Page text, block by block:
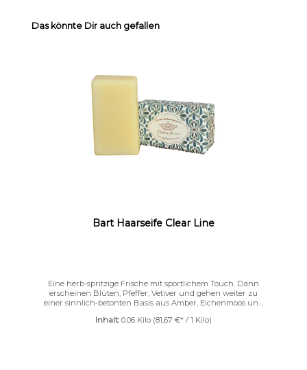
Produktgalerie überspringen
Das könnte Dir auch gefallen
Bart Haarseife Clear Line
Eine herb-spritzige Frische mit sportlichem Touch. Dann
erscheinen Blüten, Pfeffer, Vetiver und gehen weiter zu
einer sinnlich-betonten Basis aus Amber, Eichenmoos und
Hauch von Süße enthält.Genial auf Männerhaut! 100%
Inhalt: 0.06 Kilo (81,67 €* / 1 Kilo)
Farben invertieren